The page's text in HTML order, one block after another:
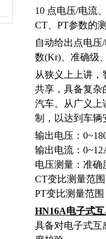
10 点电压/电流
CT、PT参数的
自动给出点电压
数(Kr)、准确级
从狭义上上讲
共享，具备复杂
汽车。从广义上
制，以达到车辆
输出电压：
输出电流：
电压测量：准确
CT变比测量范
PT变比测量范围
HN16A电子式
具备对电子式互